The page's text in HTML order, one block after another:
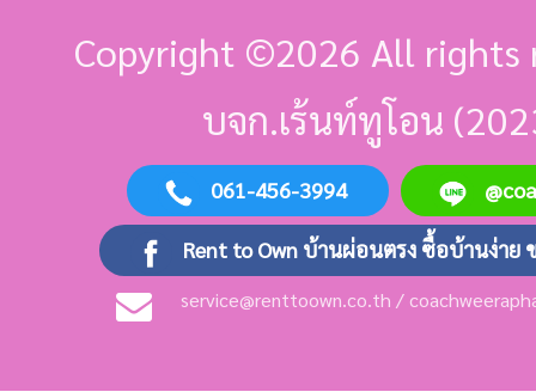
Copyright ©2026 All rights
บจก.เร้นท์ทูโอน
061-456-3994
Rent to Own บ้านผ่อนตรง ซื้อบ้านง่าย
service@renttoown.co.th /